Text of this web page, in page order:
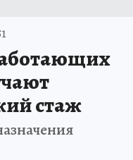
стаж